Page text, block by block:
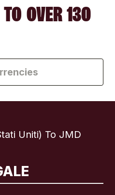
OVER 130
Uniti) To JMD